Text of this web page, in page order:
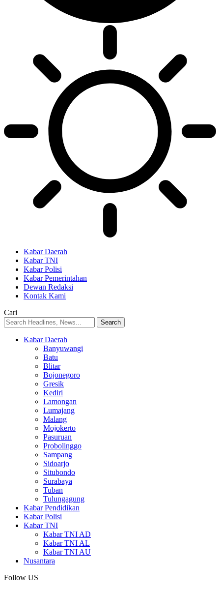
Kabar Daerah
Kabar TNI
Kabar Polisi
Kabar Pemerintahan
Dewan Redaksi
Kontak Kami
Cari
Kabar Daerah
Banyuwangi
Batu
Blitar
Bojonegoro
Gresik
Kediri
Lamongan
Lumajang
Malang
Mojokerto
Pasuruan
Probolinggo
Sampang
Sidoarjo
Situbondo
Surabaya
Tuban
Tulungagung
Kabar Pendidikan
Kabar Polisi
Kabar TNI
Kabar TNI AD
Kabar TNI AL
Kabar TNI AU
Nusantara
Follow US